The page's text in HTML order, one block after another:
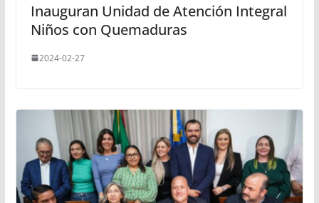
Inauguran Unidad de Atención Integral
Niños con Quemaduras
2024-02-27